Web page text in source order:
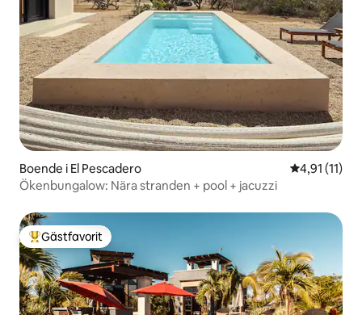
Boende i El Pescadero 4,91 av 5 i
4,91 (11)
Ökenbungalow: Nära stranden + pool + jacuzzi
Populär gästfavorit
Gästfavorit